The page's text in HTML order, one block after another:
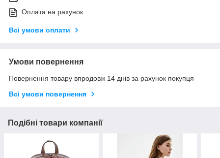
Оплата на рахунок
Всі умови оплати
Умови повернення
Повернення товару впродовж 14 днів за рахунок покупця
Всі умови повернення
Подібні товари компанії